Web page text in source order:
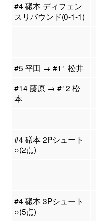
#4 礒本 ディフェン
スリバウンド(0-1-1)
#5 平田 → #11 松井
#14 藤原 → #12 松
本
#4 礒本 2Pシュート
○(2点)
#4 礒本 3Pシュート
○(5点)